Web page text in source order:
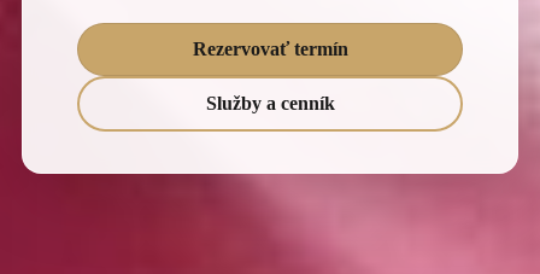
Rezervovať termín
Služby a cenník